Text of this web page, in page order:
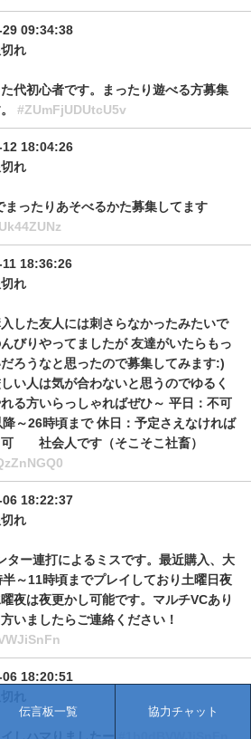
09:34:38
れ
代初心者です。まったり遊べる方募集
#ZUmFjUDUtcU5v
18:04:26
れ
まったりあそべるかた募集してます
18:36:26
れ
した友人には刺さらなかったみたいで
びりやってましたが 友達がいたらもっ
ろうなと思ったので募集してみます:)
い人は気が合わないと思うのでゆるく
る方いらっしゃればぜひ～ 平日：不可
～26時頃まで 休日：予定さえなければ
可 社会人です（そこそこ社畜）
18:22:37
れ
ター連打によるミスです。最近購入、大
～11時頃までプレイしており土曜日夜
夜は夜更かし可能です。マルチVCあり
いましたらご連絡ください！
18:20:51
伝言板一覧 協力チャット